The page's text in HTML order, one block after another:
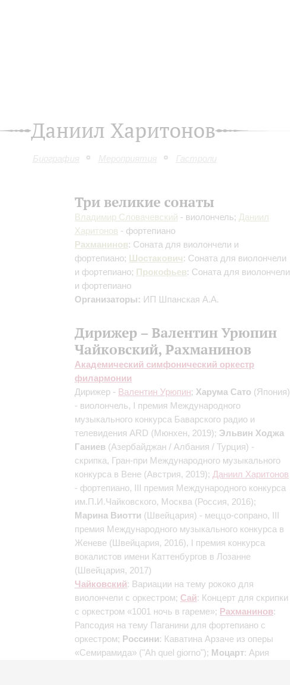
Даниил Харитонов
Биография Мероприятия Гастроли
Три великие сонаты
Владимир Словачевский - виолончель; Даниил
Харитонов - фортепиано
Рахманинов: Соната для виолончели и
фортепиано; Шостакович: Соната для виолончели
и фортепиано; Прокофьев: Соната для виолончели
и фортепиано
Организаторы: ИП Шпанская А.А.
Дирижер – Валентин Урюпин
Чайковский, Рахманинов
Академический симфонический оркестр
филармонии
Дирижер - Валентин Урюпин; Харума Сато (Япония)
- виолончель, I премия Международного
музыкального конкурса Баварского радио и
телевидения ARD (Мюнхен, 2019); Эльвин Ходжа
Ганиев (Азербайджан / Албания / Турция) -
скрипка, Гран-при Международного музыкального
конкурса в Вене (Австрия, 2019); Даниил Харитонов
- фортепиано, III премия Международного конкурса
им.П.И.Чайковского, Москва (Россия, 2016);
Марина Виотти (Швейцария) - меццо-сопрано, III
премия Международного музыкального конкурса в
Женеве (Швейцария, 2016), I премия конкурса
вокалистов имени Каттенбургов в Лозанне
(Швейцария, 2017)
Чайковский: Вариации на тему рококо для
виолончели с оркестром; Сай: Концерт для скрипки
с оркестром «1001 ночь в гареме»; Рахманинов:
Рапсодия на тему Паганини для фортепиано с
оркестром; Россини: Каватина Арзаче из оперы
«Семирамида» ("Ah quel giorno"); Моцарт: Ария